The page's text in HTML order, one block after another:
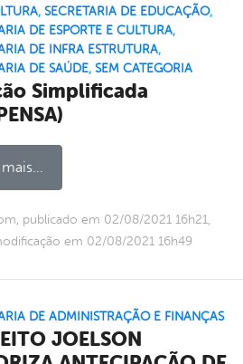
, SECRETARIA DE EDUCAÇÃO,
DE ESPORTE E CULTURA,
DE INFRA ESTRUTURA,
DE SAÚDE, SEM CATEGORIA
Simplificada
publicado em 02/08/2021 16h21,
em 02/08/2021 16h49
DE ADMINISTRAÇÃO E FINANÇAS
JOELSON